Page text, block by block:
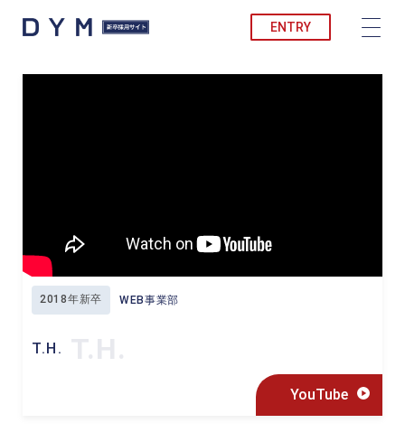
ENTRY
2018年新卒 WEB事業部
T.H.
YouTube